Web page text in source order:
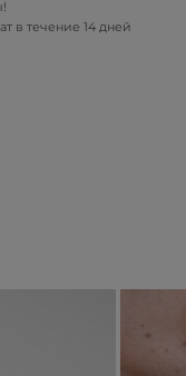
в течение 14 дней